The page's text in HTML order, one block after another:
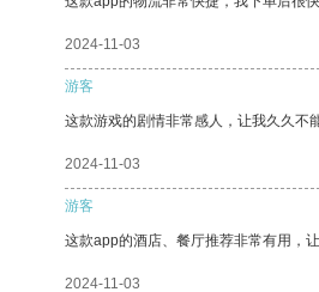
2024-11-03
游客
这款游戏的剧情非常感人，让我久久不
2024-11-03
游客
这款app的酒店、餐厅推荐非常有用，
2024-11-03